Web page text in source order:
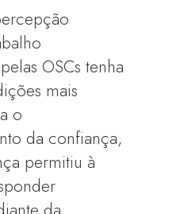
OSCs tenha
mais
o
da confiança,
permitiu à